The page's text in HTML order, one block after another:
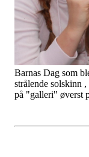
Barnas Dag som
strålende solskinn
på "galleri" øverst